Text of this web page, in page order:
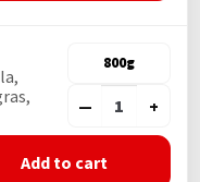
800g
— +
Add to cart